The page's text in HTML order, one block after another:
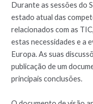
Durante as sessões do
estado atual das
relacionados com as
estas necessidades e a
Europa. As suas
publicação de um
principais conclusões.